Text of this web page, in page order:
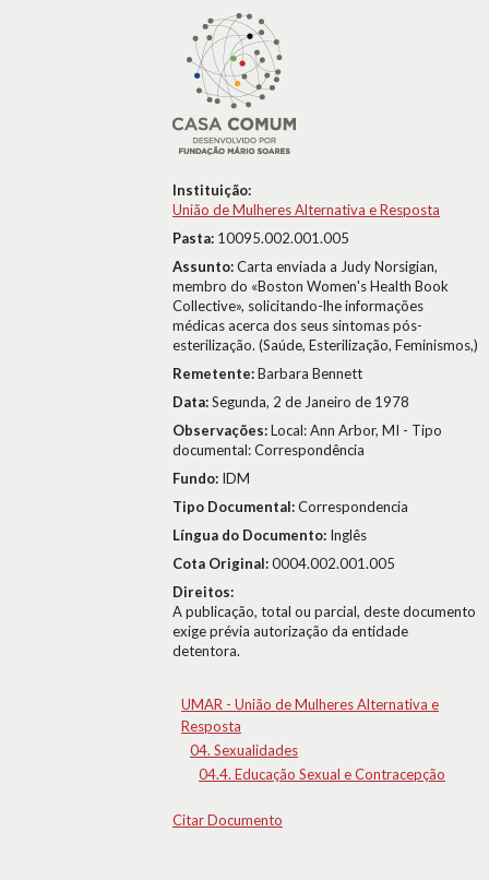
Instituição:
União de Mulheres Alternativa e Resposta
Pasta: 10095.002.001.005
Assunto:Carta enviada a Judy Norsigian,
membro do «Boston Women's Health Book
Collective», solicitando-lhe informações
médicas acerca dos seus sintomas pós-
esterilização. (Saúde, Esterilização, Feminismos,)
Remetente:Barbara Bennett
Data:Segunda, 2 de Janeiro de 1978
Observações:Local: Ann Arbor, MI - Tipo
documental: Correspondência
Fundo: IDM
Tipo Documental:Correspondencia
Língua do Documento: Inglês
Cota Original:0004.002.001.005
Direitos:
A publicação, total ou parcial, deste documento
exige prévia autorização da entidade
detentora.
UMAR - União de Mulheres Alternativa e
Resposta
04. Sexualidades
04.4. Educação Sexual e Contracepção
Citar Documento